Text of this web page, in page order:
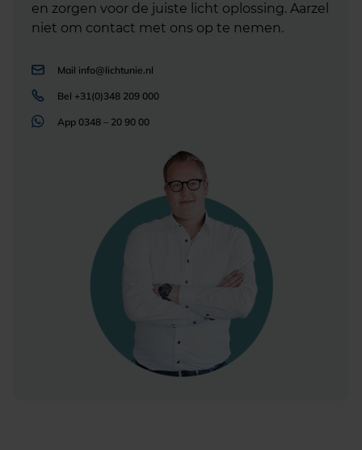
en zorgen voor de juiste licht oplossing. Aarzel
niet om contact met ons op te nemen.
Mail info@lichtunie.nl
Bel +31(0)348 209 000
App 0348 – 20 90 00